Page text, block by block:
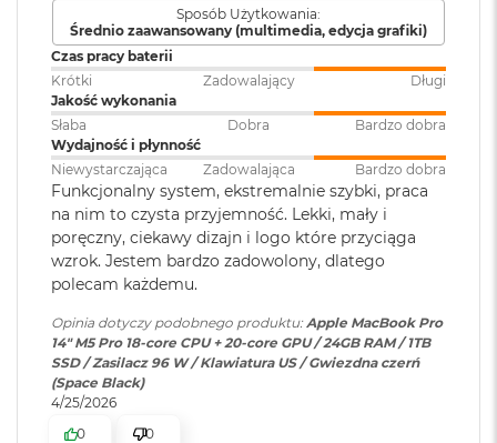
1
2
G
B
a
c
B
o
o
k
A
i
1
T
B
M
Jasność XDR: 1000 nitów utrzymywana na całym ekranie, 1600
nitów szczytowo1(tylko treści HDR)
Jasność w trybie SDR: nawet 1000 nitów (w plenerze)
Kolory
1 miliard kolorów
Szeroka gama kolorów (P3)
Technologia True Tone
Częstotliwość odświeżania
Technologia ProMotion zapewniająca adaptacyjną częstotliwość
odświeżania do 120 Hz
Stałe częstotliwości odświeżania: 47,95 Hz, 48,00 Hz, 50,00 Hz,
Klawiatura
numeryczna:
NIE
Podświetlana
klawiatura:
TAK
Touch ID : TAK
Obsługa
6K przy 60 Hz lub jednego
wyświetlacza do 8K przy 60 Hz.
Odtwarzanie wideo
Sposób Użytkowania:
Średnio zaawansowany (multimedia, edycja grafiki)
Czas pracy baterii
Krótki
Zadowalający
Długi
Jakość wykonania
Słaba
Dobra
Bardzo dobra
Wydajność i płynność
Niewystarczająca
Zadowalająca Bardzo dobra
Funkcjonalny system, ekstremalnie szybki, praca
na nim to czysta przyjemność. Lekki, mały i
poręczny, ciekawy dizajn i logo które przyciąga
wzrok. Jestem bardzo zadowolony, dlatego
polecam każdemu.
Opinia dotyczy podobnego produktu: Apple MacBook Pro
14" M5 Pro 18-core CPU + 20-core GPU / 24GB RAM / 1TB
SSD / Zasilacz 96 W / Klawiatura US / Gwiezdna czerń
(Space Black)
4/25/2026
0
0